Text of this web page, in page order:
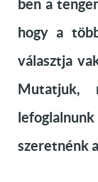
ben a
hogy a
választja
Mutatjuk,
szeretnénk